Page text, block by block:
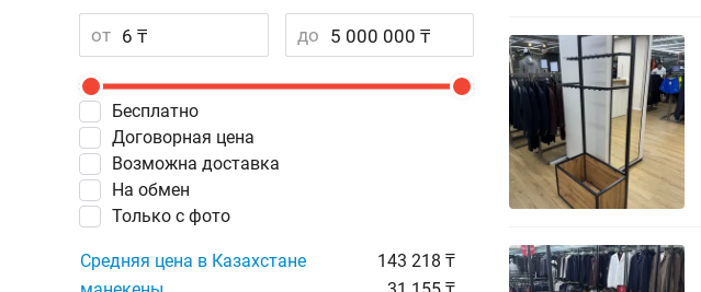
от до
Бесплатно
Договорная цена
Возможна доставка
На обмен
Только с фото
Средняя цена в Казахстане
143 218 ₸